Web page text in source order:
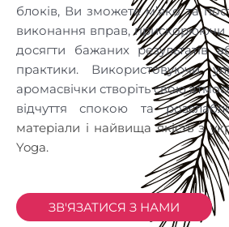
блоків, Ви зможете м’яко та
виконання вправ,
досягти бажаних результатів
практики. Використовуючи
аромасвічки створіть свою
відчуття спокою та
матеріали і найвища якість з
Yoga.
ЗВ'ЯЗАТИСЯ З НАМИ